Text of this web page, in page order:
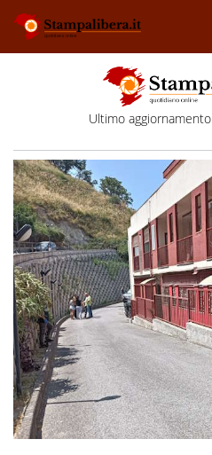
Ultimo aggiornamento